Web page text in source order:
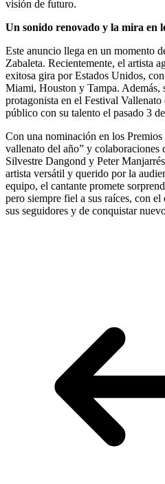
visión de futuro.
Un sonido renovado y la mira en
Este anuncio llega en un momento
Zabaleta. Recientemente, el artista
exitosa gira por Estados Unidos,
Miami, Houston y Tampa. Además,
protagonista en el Festival
público con su talento el pasado 3
Con una nominación en los
vallenato del año” y colaboraciones
Silvestre Dangond y Peter
artista versátil y querido por la
equipo, el cantante promete
pero siempre fiel a sus raíces, con
sus seguidores y de conquistar